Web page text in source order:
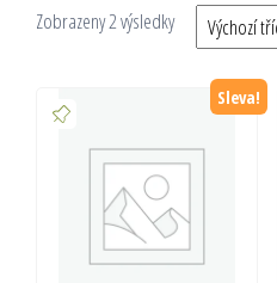
Zobrazeny 2 výsledky
Sleva!